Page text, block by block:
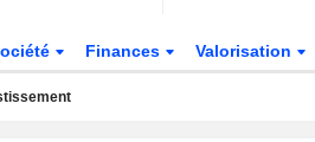
Finances Valorisation